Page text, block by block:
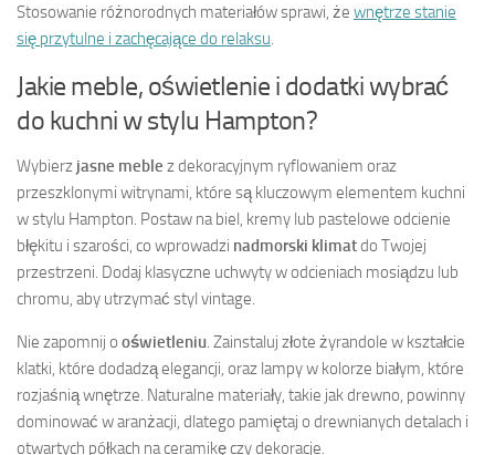
Stosowanie różnorodnych materiałów sprawi, że wnętrze stanie
się przytulne i zachęcające do relaksu
Jakie meble, oświetlenie i dodatki wybrać
do kuchni w stylu Hampton?
Wybierz jasne meble z dekoracyjnym ryflowaniem oraz
przeszklonymi witrynami, które są kluczowym elementem kuchni
w stylu Hampton. Postaw na biel, kremy lub pastelowe odcienie
błękitu i szarości, co wprowadzi nadmorski klimatdo Twojej
przestrzeni. Dodaj klasyczne uchwyty w odcieniach mosiądzu lub
chromu, aby utrzymać styl vintage.
Nie zapomnij o oświetleniu . Zainstaluj złote żyrandole w kształcie
klatki, które dodadzą elegancji, oraz lampy w kolorze białym, które
rozjaśnią wnętrze. Naturalne materiały, takie jak drewno, powinny
dominować w aranżacji, dlatego pamiętaj o drewnianych detalach i
otwartych półkach na ceramikę czy dekoracje.